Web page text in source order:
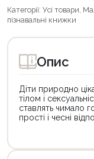
Категорії: Усі товари,
пізнавальні книжки
Опис
Діти природно
тілом і
ставлять чимало
прості і чесні
товар
товар